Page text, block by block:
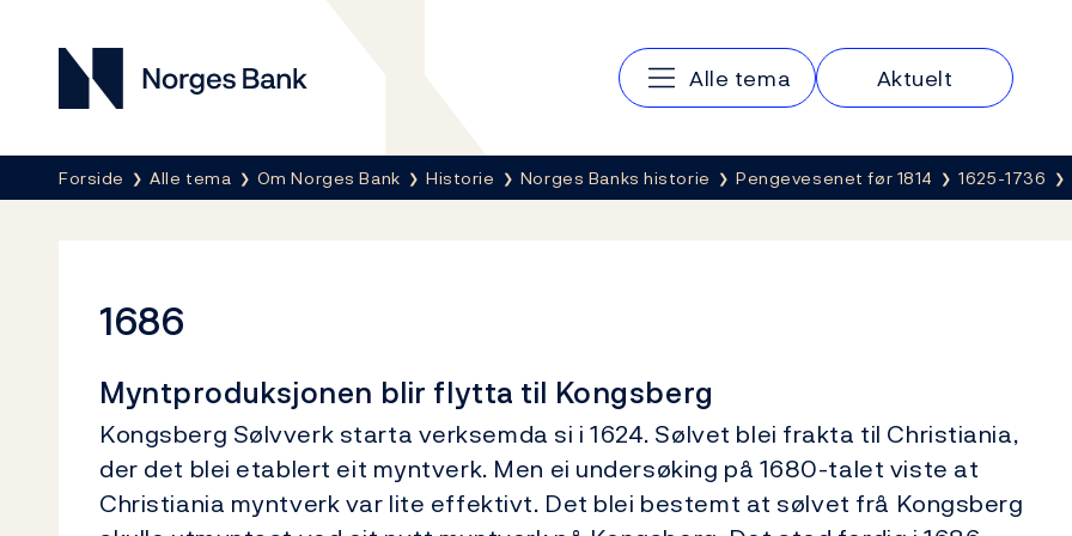
Norges Bank
Hovedmeny
Alle tema Aktuelt
Her er du nå:
Forside Alle tema Om Norges Bank Historie Norges Banks historie Pengevesenet før 1814 1625-1736
1686
Myntproduksjonen blir flytta til Kongsberg
Kongsberg Sølvverk starta verksemda si i 1624. Sølvet blei frakta til Christiania,
der det blei etablert eit myntverk. Men ei undersøking på 1680-talet viste at
Christiania myntverk var lite effektivt. Det blei bestemt at sølvet frå Kongsberg